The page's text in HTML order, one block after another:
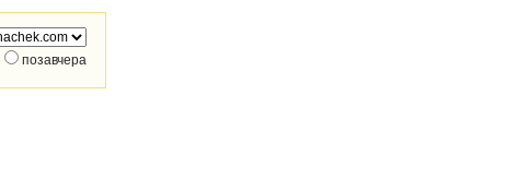
позавчера